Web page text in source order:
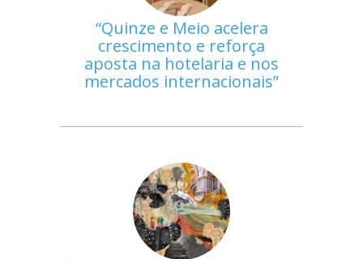
Quinze e Meio acelera
crescimento e reforça
aposta na hotelaria e nos
mercados internacionais